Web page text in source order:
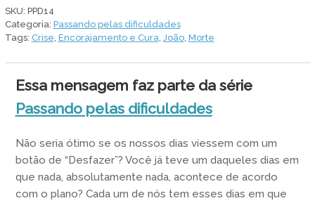
quantidade
SKU: PPD14
Categoria: Passando pelas dificuldades
Tags: Crise Encorajamento e Cura João, Morte
Essa mensagem faz parte da série
Passando pelas dificuldades
Não seria ótimo se os nossos dias viessem com um
botão de “Desfazer”? Você já teve um daqueles dias em
que nada, absolutamente nada, acontece de acordo
com o plano? Cada um de nós tem esses dias em que